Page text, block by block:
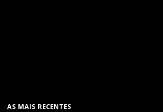
AS MAIS RECENTES